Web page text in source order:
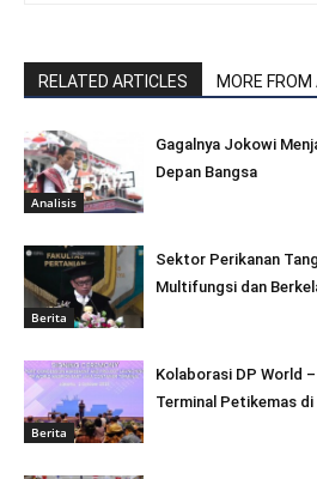
RELATED ARTICLES MORE
Analisis
Gagalnya Jokowi
Depan Bangsa
Berita
Sektor Perikanan
Multifungsi dan
Berita
Kolaborasi DP World
Terminal Petikemas